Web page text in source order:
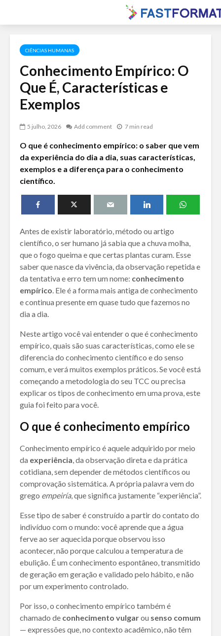
CIÊNCIAS HUMANAS
Conhecimento Empírico: O
Que É, Características e
Exemplos
5 julho, 2026 Add comment 7 min read
O que é conhecimento empírico: o saber que vem
da experiência do dia a dia, suas características,
exemplos e a diferença para o conhecimento
científico.
Antes de existir laboratório, método ou artigo
científico, o ser humano já sabia que a chuva molha,
que o fogo queima e que certas plantas curam. Esse
saber que nasce da vivência, da observação repetida e
da tentativa e erro tem um nome: conhecimento
empírico. Ele é a forma mais antiga de conhecimento
e continua presente em quase tudo que fazemos no
dia a dia.
Neste artigo você vai entender o que é conhecimento
empírico, quais são suas características, como ele se
diferencia do conhecimento científico e do senso
comum, e verá muitos exemplos práticos. Se você está
começando a metodologia do seu TCC ou precisa
explicar os tipos de conhecimento em uma prova, este
guia foi feito para você.
O que é conhecimento empírico
Conhecimento empírico é aquele adquirido por meio
da experiência, da observação direta e da prática
cotidiana, sem depender de métodos científicos ou
comprovação sistemática. A própria palavra vem do
grego empeiría, que significa justamente “experiência”.
Esse tipo de saber é construído a partir do contato do
indivíduo com o mundo: você aprende que a água
ferve ao ser aquecida porque observou isso
acontecer, não porque calculou a temperatura de
ebulição. É um conhecimento espontâneo, transmitido
de geração em geração e validado pelo hábito, e não
por um experimento controlado.
Por isso, o conhecimento empírico também é
chamado de conhecimento vulgarou senso comum
— expressões que, no contexto acadêmico, não têm